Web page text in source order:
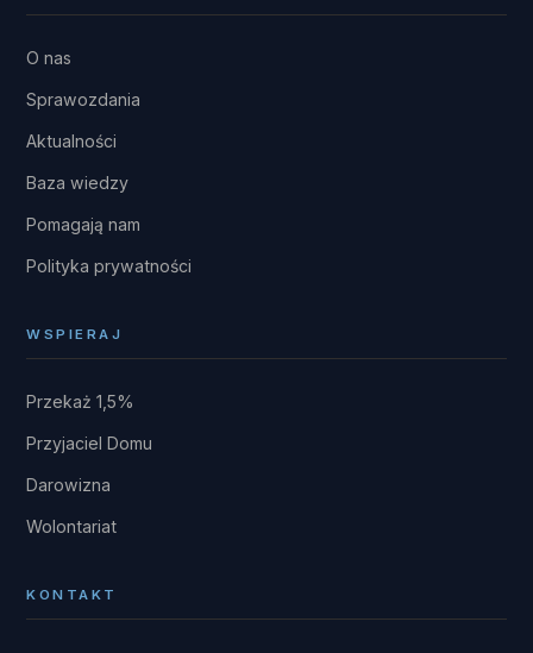
O nas
Sprawozdania
Aktualności
Baza wiedzy
Pomagają nam
Polityka prywatności
WSPIERAJ
Przekaż 1,5%
Przyjaciel Domu
Darowizna
Wolontariat
KONTAKT